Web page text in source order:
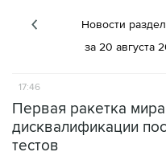
Новости
за 20 августа
17:46
Первая ракетка
дисквалификации
тестов